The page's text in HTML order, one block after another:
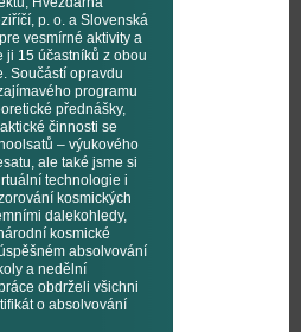
p. o. a Slovenská
vesmírné aktivity a
ji 15 účastníků z obou
Součástí opravdu
programu
přednášky,
činnosti se
– výukového
ale také jsme si
technologie i
kosmických
dalekohledy,
kosmické
absolvování
a nedělní
obdrželi všichni
o absolvování